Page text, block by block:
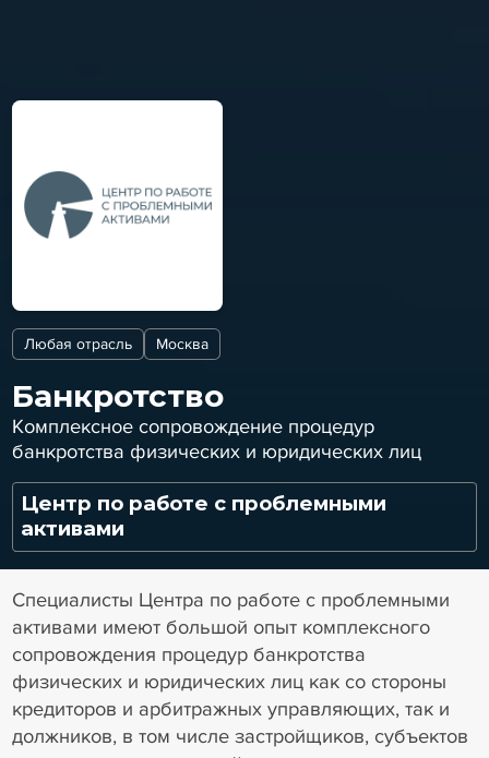
Любая отрасль Москва
Банкротство
Комплексное сопровождение процедур
банкротства физических и юридических лиц
Центр по работе с проблемными
активами
Специалисты Центра по работе с проблемными
активами имеют большой опыт комплексного
сопровождения процедур банкротства
физических и юридических лиц как со стороны
кредиторов и арбитражных управляющих, так и
должников, в том числе застройщиков, субъектов